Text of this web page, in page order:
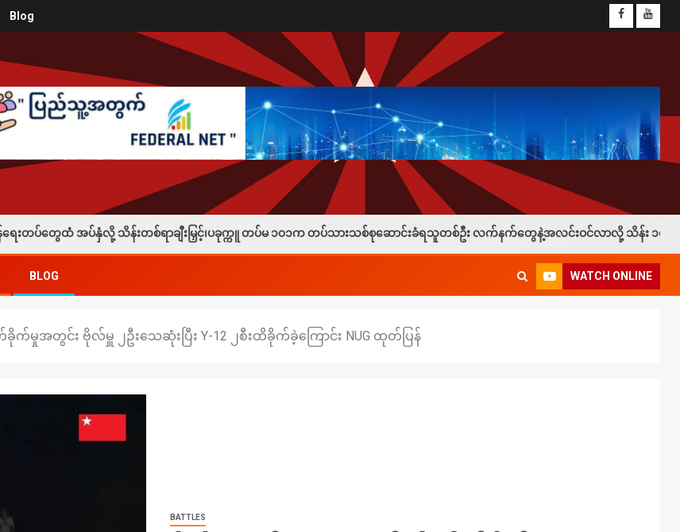
Blog
လို့ သိန်းတစ်ရာချီးမြှင့်၊ပခုက္ကူ တပ်မ ၁၀၁က တပ်သားသစ်စုဆောင်းခံရသူတစ်ဦး လက်နက်တွေနဲ့အလင်းဝင်လာလို့ သိန်း ၁၀၀နဲ့ ဖုန်း ၁လုံးချီးမ
BLOG WATCH ONLINE
အတွင်း ဗိုလ်မှူ ၂ဦးသေဆုံးပြီး Y-12 ၂စီးထိခိုက်ခဲ့ကြောင်း NUG ထုတ်ပြန်
BATTLES